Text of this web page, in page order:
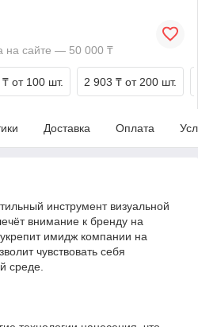
на сайте — 50 000 ₸
₸ от 100 шт. 2 903 ₸ от 200 шт.
Доставка Оплата
инструмент визуальной
внимание к бренду на
имидж компании на
чувствовать себя
среде.